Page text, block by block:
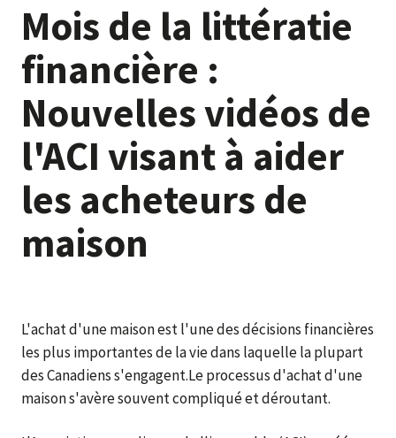
Mois de la littératie
financière :
Nouvelles vidéos de
l'ACI visant à aider
les acheteurs de
maison
L'achat d'une maison est l'une des décisions financières
les plus importantes de la vie dans laquelle la plupart
des Canadiens s'engagent.Le processus d'achat d'une
maison s'avère souvent compliqué et déroutant.